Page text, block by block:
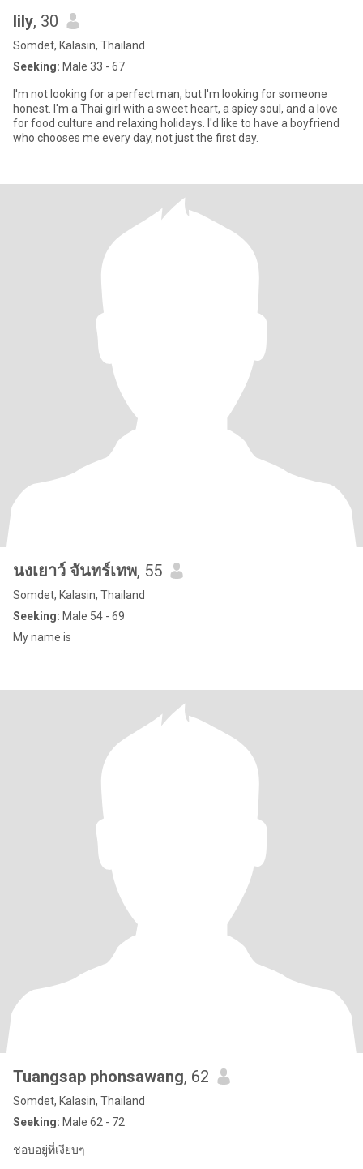
lily, 30
Somdet, Kalasin, Thailand
Seeking: Male 33 - 67
I'm not looking for a perfect man, but I'm looking for someone
honest. I'm a Thai girl with a sweet heart, a spicy soul, and a love
for food culture and relaxing holidays. I'd like to have a boyfriend
who chooses me every day, not just the first day.
นงเยาว์ จันทร์เทพ, 55
Somdet, Kalasin, Thailand
Seeking: Male 54 - 69
My name is
Tuangsap phonsawang, 62
Somdet, Kalasin, Thailand
Seeking: Male 62 - 72
ชอบอยู่ที่เงียบๆ